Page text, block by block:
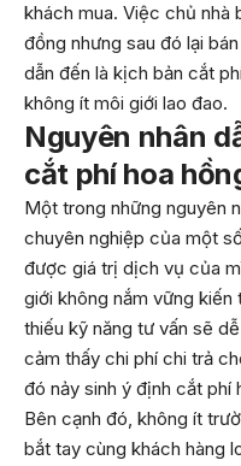
khách mua. Việc chủ nhà
đồng nhưng sau đó lại
dẫn đến là kịch bản cắt
không ít môi giới lao đao.
Nguyên nhân
cắt phí hoa
Một trong những nguyên
chuyên nghiệp của một
được giá trị dịch vụ của
giới không nắm vững
thiếu kỹ năng tư vấn sẽ
cảm thấy chi phí chi trả
đó nảy sinh ý định cắt phí
Bên cạnh đó, không ít
bắt tay cùng khách hàng